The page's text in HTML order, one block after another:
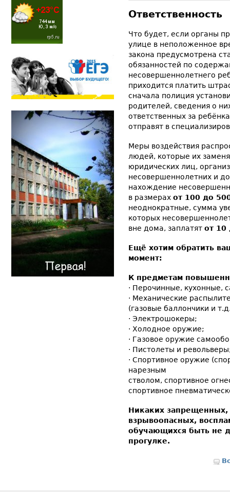
Ответственность
Что будет, если органы
улице в неположенное
закона предусмотрена
обязанностей по
несовершеннолетнего
приходится платить
сначала полиция
родителей, сведения о
ответственных за
отправят в
Меры воздействия
людей, которые их
юридических лиц,
несовершеннолетних и
нахождение
в размерах от 100 до
неоднократные, сумма
которых
вне дома, заплатят от 10
Ещё хотим обратить
момент:
К предметам
· Перочинные, кухонные,
· Механические
(газовые баллончики и
· Электрошокеры;
· Холодное оружие;
· Газовое оружие
· Пистолеты и
· Спортивное оружие
нарезным
стволом, спортивное
спортивное
Никаких
взрывоопасных,
обучающихся быть не
прогулке.